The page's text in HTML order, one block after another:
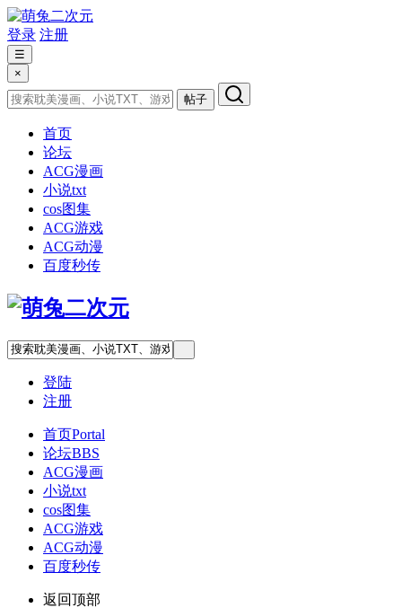
登录 注册
☰
×
帖子
首页
论坛
ACG漫画
小说txt
cos图集
ACG游戏
ACG动漫
百度秒传
登陆
注册
首页Portal
论坛BBS
ACG漫画
小说txt
cos图集
ACG游戏
ACG动漫
百度秒传
返回顶部